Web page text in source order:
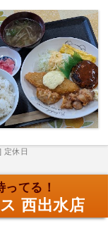
定休日
てる！
西出水店